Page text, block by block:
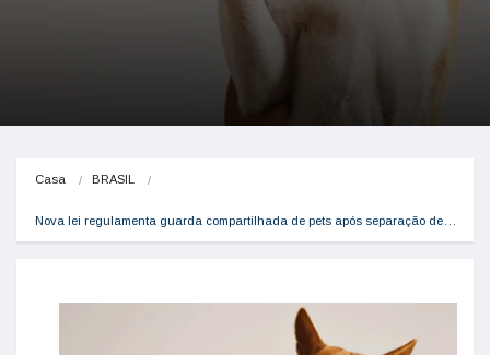
Casa BRASIL
Nova lei regulamenta guarda compartilhada de pets após separação de…